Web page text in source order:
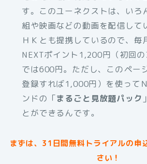
す。このユーネクストは、いろ
組や映画などの動画を配信して
ＨＫとも提携しているので、毎
NEXTポイント1,200円（初回
では600円。ただし、このペー
登録すれば1,000円）を使って
ンドの「まるごと見放題パック
とができるんです。
まずは、31日間無料トライアルの申
さい！